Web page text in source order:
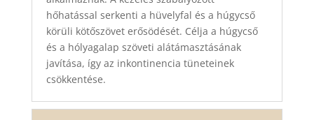
hőhatással serkenti a hüvelyfal és a húgycső
körüli kötőszövet erősödését. Célja a húgycső
és a hólyagalap szöveti alátámasztásának
javítása, így az inkontinencia tüneteinek
csökkentése.